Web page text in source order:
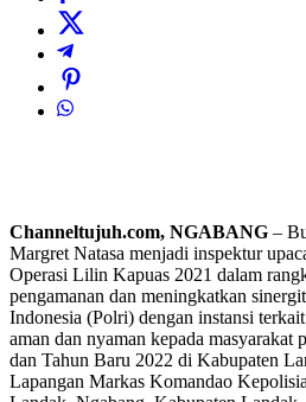
Channeltujuh.com, NGABANG –
Margret Natasa menjadi inspektur
Operasi Lilin Kapuas 2021 dalam
pengamanan dan meningkatkan
Indonesia (Polri) dengan instansi
aman dan nyaman kepada masyarakat
dan Tahun Baru 2022 di Kabupaten
Lapangan Markas Komandao